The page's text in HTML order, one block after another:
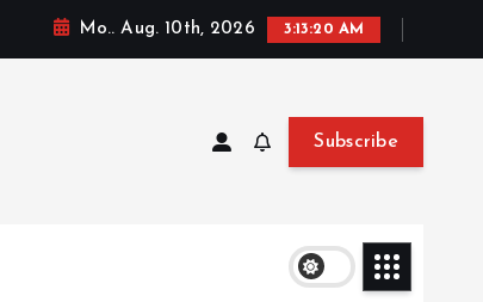
Mo.. Aug. 10th, 2026 3:13:20 AM
Subscribe